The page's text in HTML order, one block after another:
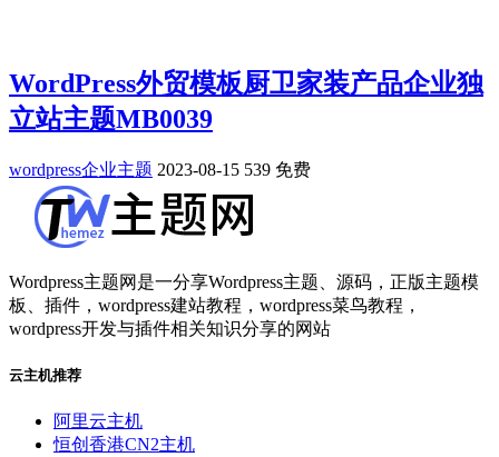
WordPress外贸模板厨卫家装产品企业独
立站主题MB0039
wordpress企业主题 2023-08-15 539 免费
Wordpress主题网是一分享Wordpress主题、源码，正版主题模
板、插件，wordpress建站教程，wordpress菜鸟教程，
wordpress开发与插件相关知识分享的网站
云主机推荐
阿里云主机
恒创香港CN2主机